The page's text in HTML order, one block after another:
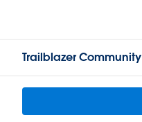
Trailblazer Community